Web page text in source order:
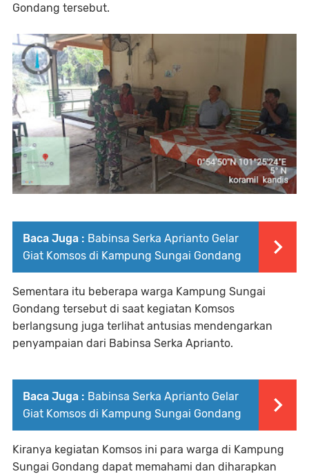
Gondang tersebut.
Baca Juga : Babinsa Serka Aprianto Gelar
Giat Komsos di Kampung Sungai Gondang
Sementara itu beberapa warga Kampung Sungai
Gondang tersebut di saat kegiatan Komsos
berlangsung juga terlihat antusias mendengarkan
penyampaian dari Babinsa Serka Aprianto.
Baca Juga : Babinsa Serka Aprianto Gelar
Giat Komsos di Kampung Sungai Gondang
Kiranya kegiatan Komsos ini para warga di Kampung
Sungai Gondang dapat memahami dan diharapkan